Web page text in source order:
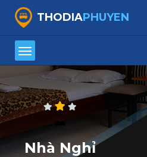
THODIAPHUYEN
Nhà Nghỉ